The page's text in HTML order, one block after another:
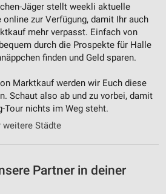
Jäger stellt weekli aktuelle
zur Verfügung, damit Ihr auch
mehr verpasst. Einfach von
durch die Prospekte für Halle
finden und Geld sparen.
Marktkauf werden wir Euch diese
Schaut also ab und zu vorbei, damit
Tour nichts im Weg steht.
Städte
Partner in deiner